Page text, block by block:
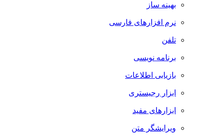
بهینه ساز
نرم افزارهای فارسی
تلفن
برنامه نویسی
بازیابی اطلاعات
ابزار رجیستری
ابزارهای مفید
ویرایشگر متن